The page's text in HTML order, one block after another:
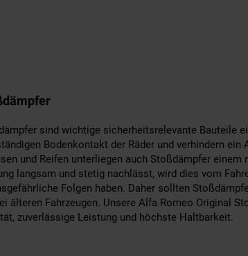
sind wichtige sicherheitsrelevante Bauteile
Bodenkontakt der Räder und verhindern
und Reifen unterliegen auch Stoßdämpfer
langsam und stetig nachlässt, wird dies vom
Folgen haben. Daher sollten
älteren Fahrzeugen. Unsere Alfa Romeo Original
zuverlässige Leistung und höchste Haltbarkeit.